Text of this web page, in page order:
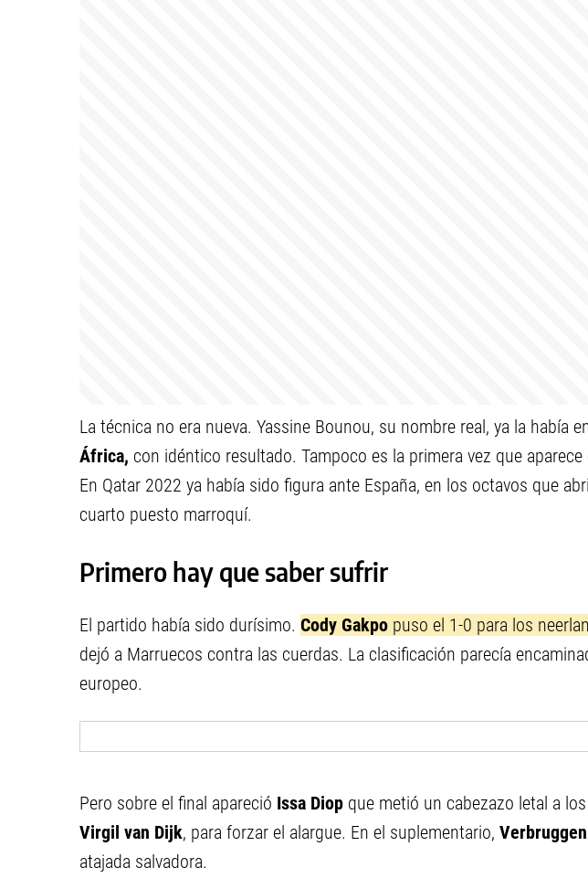
La técnica no era nueva. Yassine Bounou, su nombre real, ya la había
África, con idéntico resultado. Tampoco es la primera vez que
En Qatar 2022 ya había sido figura ante España, en los octavos que
cuarto puesto marroquí.
Primero hay que saber sufrir
El partido había sido durísimo. Cody Gakpo puso el 1-0 para los
dejó a Marruecos contra las cuerdas. La clasificación parecía
europeo.
Pero sobre el final apareció Issa Diop que metió un cabezazo letal a
Virgil van Dijk, para forzar el alargue. En el suplementario, Verbruggen
atajada salvadora.